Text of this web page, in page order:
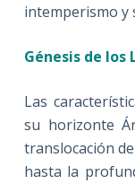
intemperismo y
Génesis de los
Las
su horizonte
translocación
hasta la